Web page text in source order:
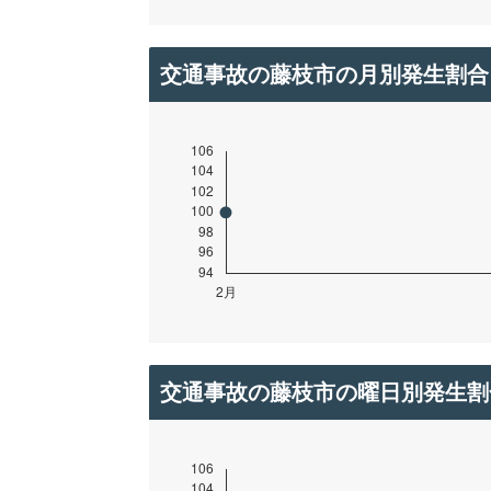
交通事故の藤枝市の月別発生割合
交通事故の藤枝市の曜日別発生